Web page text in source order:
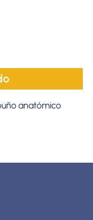
anatómico